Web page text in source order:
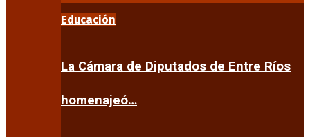
Educación
La Cámara de Diputados de Entre Ríos
homenajeó…